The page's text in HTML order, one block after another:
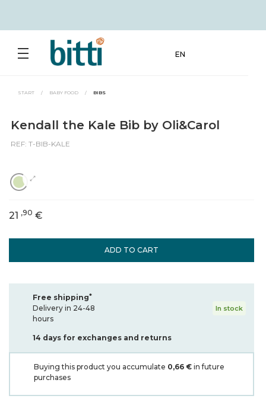
EN
START / BABY FOOD / BIBS
Kendall the Kale Bib by Oli&Carol
REF: T-BIB-KALE
ADD TO CART
21 ,90 €
Free shipping*
Delivery in 24-48
hours
In stock
14 days for exchanges and returns
Buying this product you accumulate 0,66 € in future
purchases